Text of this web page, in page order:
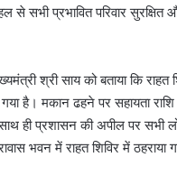
सभी प्रभावित परिवार
श्री साय को बताया कि राहत
है। मकान ढहने पर सहायता
ही प्रशासन की अपील पर सभी
भवन में राहत शिविर में ठहराया